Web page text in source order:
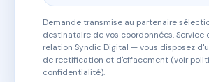
Demande transmise au partenaire
destinataire de vos coordonnées. Service
relation Syndic Digital — vous disposez
de rectification et d'effacement (voir
confidentialité).